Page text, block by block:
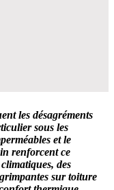
les désagréments
sous les
et le
renforcent ce
des
sur toiture